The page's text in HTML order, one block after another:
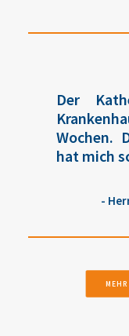
Der
Wochen.
hat mich
-